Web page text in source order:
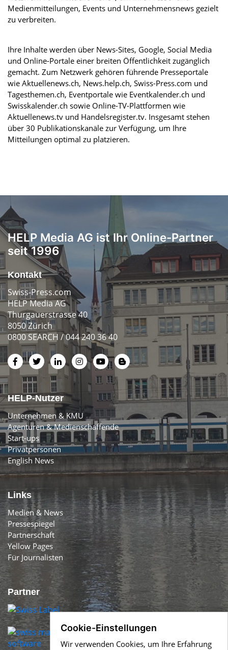
Medienmitteilungen, Events und Unternehmensnews gezielt
zu verbreiten.
Ihre Inhalte werden über News-Sites, Google, Social Media
und Online-Portale einer breiten Öffentlichkeit zugänglich
gemacht. Zum Netzwerk gehören führende Presseportale
wie Aktuellenews.ch, News.help.ch, Swiss-Press.com und
Tagesthemen.ch, Eventportale wie Eventkalender.ch und
Swisskalender.ch sowie Online-TV-Plattformen wie
Aktuellenews.tv und Handelsregister.tv. Insgesamt stehen
über 30 Publikationskanäle zur Verfügung, um Ihre
Mitteilungen optimal zu platzieren.
HELP Media AG ist Ihr Online-Partner
seit 1996
Kontakt
Swiss-Press.com
HELP Media AG
Thurgauerstrasse 40
8050 Zürich
0800 SEARCH / 044 240 36 40
HELP-Nutzer
Unternehmen & KMU
Agenturen & Medienschaffende
Start-ups
Privatpersonen
English News
Links
Medien & News
Pressespiegel
Partnerschaft
Yellow Pages
Für Journalisten
Partner
Cookie-Einstellungen
Wir verwenden Cookies, um Ihre Erfahrung